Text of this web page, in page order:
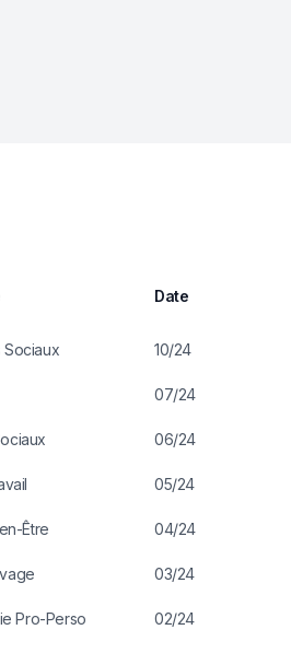
Sociaux
Être
Pro-Perso
Date
10/24
07/24
06/24
05/24
04/24
03/24
02/24